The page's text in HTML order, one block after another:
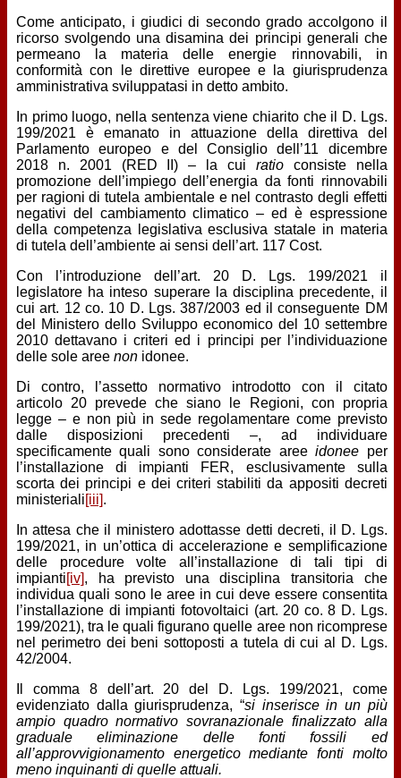
Come anticipato, i giudici di secondo grado accolgono il
ricorso svolgendo una disamina dei principi generali che
permeano la materia delle energie rinnovabili, in
conformità con le direttive europee e la giurisprudenza
amministrativa sviluppatasi in detto ambito.
In primo luogo, nella sentenza viene chiarito che il D. Lgs.
199/2021 è emanato in attuazione della direttiva del
Parlamento europeo e del Consiglio dell’11 dicembre
2018 n. 2001 (RED II) – la cui ratio consiste nella
promozione dell’impiego dell’energia da fonti rinnovabili
per ragioni di tutela ambientale e nel contrasto degli effetti
negativi del cambiamento climatico – ed è espressione
della competenza legislativa esclusiva statale in materia
di tutela dell’ambiente ai sensi dell’art. 117 Cost.
Con l’introduzione dell’art. 20 D. Lgs. 199/2021 il
legislatore ha inteso superare la disciplina precedente, il
cui art. 12 co. 10 D. Lgs. 387/2003 ed il conseguente DM
del Ministero dello Sviluppo economico del 10 settembre
2010 dettavano i criteri ed i principi per l’individuazione
delle sole aree non idonee.
Di contro, l’assetto normativo introdotto con il citato
articolo 20 prevede che siano le Regioni, con propria
legge – e non più in sede regolamentare come previsto
dalle disposizioni precedenti –, ad individuare
specificamente quali sono considerate areeidonee per
l’installazione di impianti FER, esclusivamente sulla
scorta dei principi e dei criteri stabiliti da appositi decreti
ministeriali[iii].
In attesa che il ministero adottasse detti decreti, il D. Lgs.
199/2021, in un’ottica di accelerazione e semplificazione
delle procedure volte all’installazione di tali tipi di
impianti[iv], ha previsto una disciplina transitoria che
individua quali sono le aree in cui deve essere consentita
l’installazione di impianti fotovoltaici (art. 20 co. 8 D. Lgs.
199/2021), tra le quali figurano quelle aree non ricomprese
nel perimetro dei beni sottoposti a tutela di cui al D. Lgs.
42/2004.
Il comma 8 dell’art. 20 del D. Lgs. 199/2021, come
evidenziato dalla giurisprudenza, “si inserisce in un più
ampio quadro normativo sovranazionale finalizzato alla
graduale eliminazione delle fonti fossili ed
all’approvvigionamento energetico mediante fonti molto
meno inquinanti di quelle attuali.